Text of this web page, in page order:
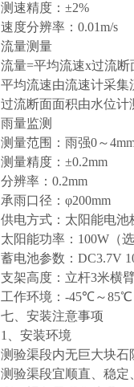
测速精度：±2%
速度分辨率：0.01m/s
流量测量
流量=平均流速x过流
平均流速由流速计采
过流断面面积由水位
雨量监测
测量范围：雨强0～
测量精度：±0.2mm
分辨率：0.2mm
承雨口径：φ200mm
供电方式：太阳能电池
太阳能功率： 100W （
蓄电池参数：DC3.7V
支架高度：立杆3米横
工作环境：-45℃～85℃
七、安装注意事项
1、安装环境
测验渠段内无巨大块
测验渠段宜顺直、稳定